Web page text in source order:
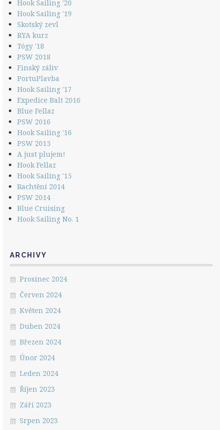
Hook Sailing '20
Hook Sailing '19
Skotský zevl
RYA kurz
Tógy '18
PSW 2018
Finský záliv
PortuPlavba
Hook Sailing '17
Expedice Balt 2016
Blue Fellaz
PSW 2016
Hook Sailing '16
PSW 2015
A just plujem!
Hook Fellaz
Hook Sailing '15
Rachtění 2014
PSW 2014
Blue Cruising
Hook Sailing No. 1
ARCHIVY
Prosinec 2024
Červen 2024
Květen 2024
Duben 2024
Březen 2024
Únor 2024
Leden 2024
Říjen 2023
Září 2023
Srpen 2023